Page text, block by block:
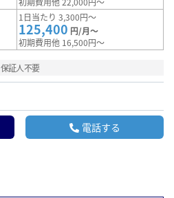
1日当たり 3,300円～
125,400 円/月～
初期費用他 16,500円～
保証人不要
電話する